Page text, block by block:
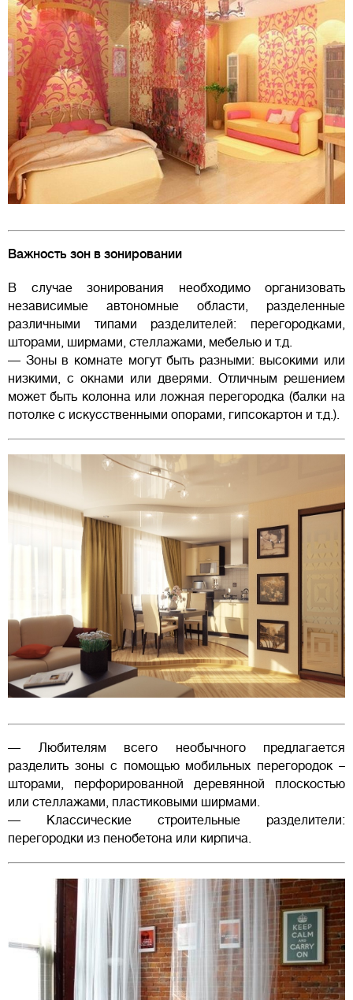
Важность зон в зонировании
В случае зонирования необходимо организовать
независимые автономные области, разделенные
различными типами разделителей: перегородками,
шторами, ширмами, стеллажами, мебелью и т.д.
— Зоны в комнате могут быть разными: высокими или
низкими, с окнами или дверями. Отличным решением
может быть колонна или ложная перегородка (балки на
потолке с искусственными опорами, гипсокартон и т.д.).
— Любителям всего необычного предлагается
разделить зоны с помощью мобильных перегородок –
шторами, перфорированной деревянной плоскостью
или стеллажами, пластиковыми ширмами.
— Классические строительные разделители:
перегородки из пенобетона или кирпича.